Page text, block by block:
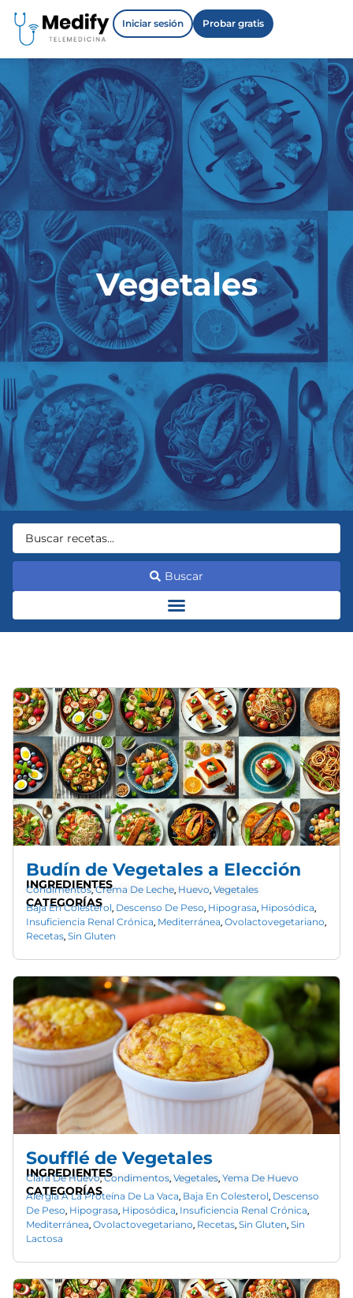
Iniciar sesión Probar gratis
Vegetales
Buscar
Budín de Vegetales a Elección
INGREDIENTES
Condimentos,Crema De Leche, Huevo, Vegetales
CATEGORÍAS
Baja En Colesterol, Descenso De Peso, Hipograsa, Hiposódica,
Insuficiencia Renal Crónica, Mediterránea, Ovolactovegetariano,
Recetas, Sin Gluten
Soufflé de Vegetales
INGREDIENTES
Clara De Huevo,Condimentos, Vegetales, Yema De Huevo
CATEGORÍAS
Alergia A La Proteína De La Vaca, Baja En Colesterol, Descenso
De Peso, Hipograsa, Hiposódica, Insuficiencia Renal Crónica,
Mediterránea, Ovolactovegetariano, Recetas, Sin Gluten, Sin
Lactosa